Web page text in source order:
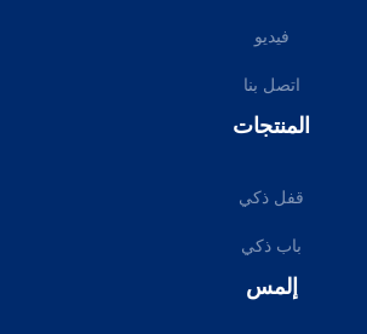
فيديو
اتصل بنا
المنتجات
قفل ذكي
باب ذكي
إلمس